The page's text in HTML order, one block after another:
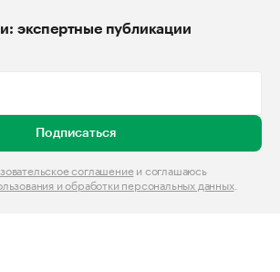
экспертные публикации
Подписаться
соглашениеи соглашаюсь
и обработки персональных данных.